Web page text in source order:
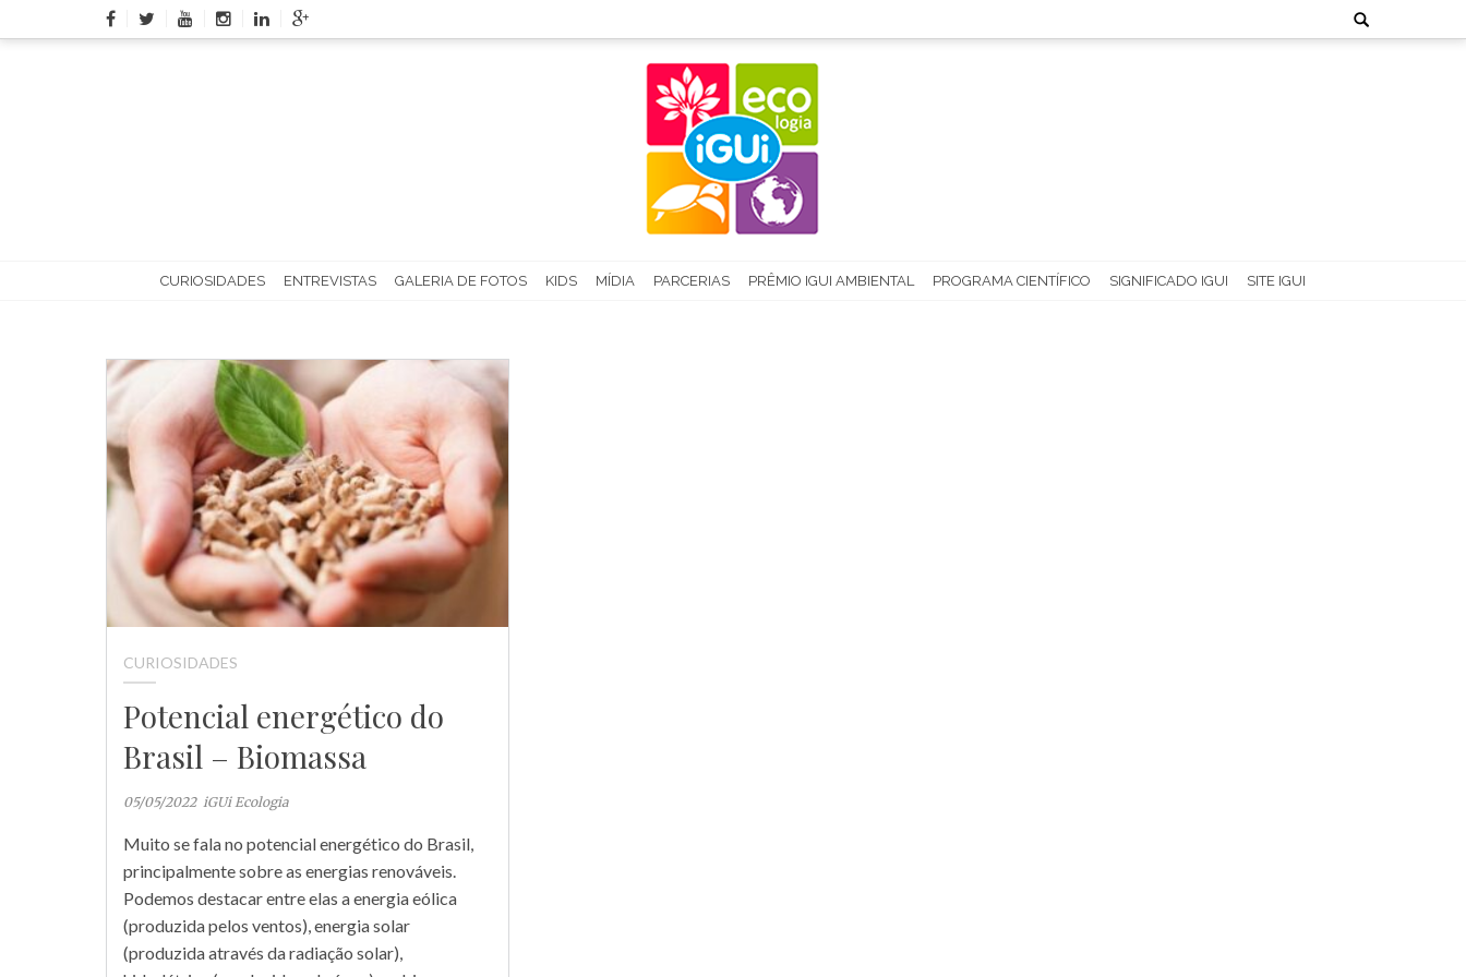
to
Search
for:
CURIOSIDADES ENTREVISTAS GALERIA DE FOTOS KIDS MÍDIA PARCERIAS PRÊMIO IGUI AMBIENTAL PROGRAMA CIENTÍFICO SIGNIFICADO IGUI SITE IGUI
CURIOSIDADES
Potencial energético do
Brasil – Biomassa
05/05/2022 iGUi Ecologia
Muito se fala no potencial energético do Brasil,
principalmente sobre as energias renováveis.
Podemos destacar entre elas a energia eólica
(produzida pelos ventos), energia solar
(produzida através da radiação solar),